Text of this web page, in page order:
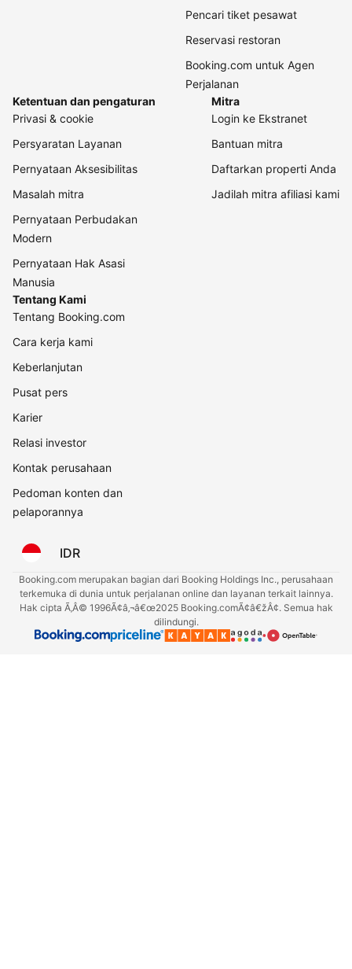
Pencari tiket pesawat
Reservasi restoran
Booking.com untuk Agen
Perjalanan
Ketentuan dan pengaturan
Privasi & cookie
Persyaratan Layanan
Pernyataan Aksesibilitas
Masalah mitra
Pernyataan Perbudakan
Modern
Pernyataan Hak Asasi
Manusia
Mitra
Login ke Ekstranet
Bantuan mitra
Daftarkan properti Anda
Jadilah mitra afiliasi kami
Tentang Kami
Tentang Booking.com
Cara kerja kami
Keberlanjutan
Pusat pers
Karier
Relasi investor
Kontak perusahaan
Pedoman konten dan
pelaporannya
IDR
Booking.com merupakan bagian dari Booking Holdings Inc., perusahaan
terkemuka di dunia untuk perjalanan online dan layanan terkait lainnya.
Hak cipta Ã‚Â© 1996Ã¢â‚¬â€œ2025 Booking.comÃ¢â€žÂ¢. Semua hak
dilindungi.